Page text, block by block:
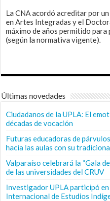
La CNA acordó acreditar por
en Artes Integradas y el
máximo de años permitido
(según la normativa vigente).
Últimas novedades
Ciudadanos de la UPLA: El
décadas de vocación
Futuras educadoras de
hacia las aulas con su
Valparaíso celebrará la “Gala
de las universidades del CRUV
Investigador UPLA participó
Internacional de Estudios